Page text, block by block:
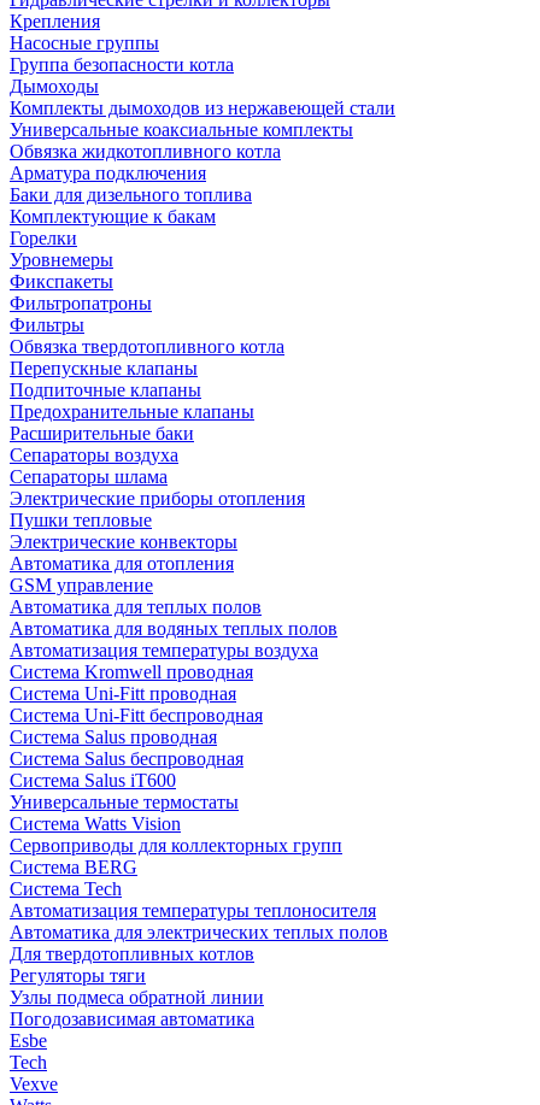
Крепления
Насосные группы
Группа безопасности котла
Дымоходы
Комплекты дымоходов из нержавеющей стали
Универсальные коаксиальные комплекты
Обвязка жидкотопливного котла
Арматура подключения
Баки для дизельного топлива
Комплектующие к бакам
Горелки
Уровнемеры
Фикспакеты
Фильтропатроны
Фильтры
Обвязка твердотопливного котла
Перепускные клапаны
Подпиточные клапаны
Предохранительные клапаны
Расширительные баки
Сепараторы воздуха
Сепараторы шлама
Электрические приборы отопления
Пушки тепловые
Электрические конвекторы
Автоматика для отопления
GSM управление
Автоматика для теплых полов
Автоматика для водяных теплых полов
Автоматизация температуры воздуха
Система Kromwell проводная
Система Uni-Fitt проводная
Система Uni-Fitt беспроводная
Система Salus проводная
Система Salus беспроводная
Система Salus iT600
Универсальные термостаты
Система Watts Vision
Сервоприводы для коллекторных групп
Система BERG
Система Tech
Автоматизация температуры теплоносителя
Автоматика для электрических теплых полов
Для твердотопливных котлов
Регуляторы тяги
Узлы подмеса обратной линии
Погодозависимая автоматика
Esbe
Tech
Vexve